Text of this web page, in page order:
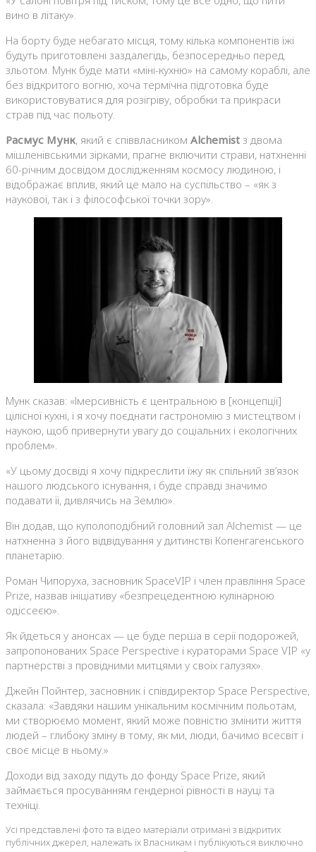
вино в літаку».
На борту буде небагато місця, ​​тому кілька компонентів їжі
будуть приготовлені заздалегідь, безпосередньо перед
зльотом. Мунк буде мати «міні-кухню» на самому кораблі, але
без відкритого вогню, хоча термічна підготовка буде
використовуватися для розігріву, обробки та прикраси
страв під час польоту.
Расмус Мунк, який є співвласником Alchemist з двома
мішленівськими зірками, прагне включити страви, натхненні
60-річним досвідом дослідженням космосу людиною, і
відображає вплив, який це мало на суспільство – «як з
наукової, так і з філософської точки зору».
Мунк сказав: «Імерсивність є центральною в [концепції]
цілісної кухні, і я хочу поєднати гастрономію з мистецтвом і
наукою, щоб привернути увагу до соціальних і екологічних
проблем».
«У цьому досвіді я хочу підкреслити їжу як спільний зв’язок
нашого людського існування, і буде справді значимо
подавати її, дивлячись на Землю».
Він додав, що куполоподібний головний зал Alchemist — це
натхненна з його відвідування у дитинстві Копенгагенського
планетарію.
Роман Чипоруха, засновник SpaceVIP і член правління Space
Prize, назвав ініціативу «безпрецедентною кулінарною
одіссеєю».
Як йдеться у анонсах — це буде перша в серії подорожей,
запропонованих Space Perspective і кураторами Space VIP «у
партнерстві з провідними митцями у своїх галузях».
Джейн Пойнтер, засновник і співдиректор Space Perspective,
сказала: «Завдяки нашим унікальним космічним польотам,
ми створюємо момент, який може повністю змінити життя
людей – глибоку зміну в тому, як ми, люди, бачимо всесвіт і
своє місце в ньому.»
Доходи від заходу підуть до фонду Space Prize, який
займається просуванням гендерної рівності в науці та
техніці.
Усі представлені фото та відео матеріали отримані з відкритих
публічних джерел, належать їх Власникам і публікуються виключно